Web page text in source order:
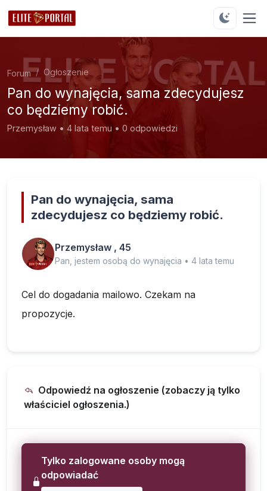
Forum Ogłoszenie
Pan do wynajęcia, sama zdecydujesz
co będziemy robić.
Przemysław • 4 lata temu • 0 odpowiedzi
Pan do wynajęcia, sama
zdecydujesz co będziemy robić.
Przemysław , 45
Pan, jestem osobą do wynajęcia • 4 lata temu
Cel do dogadania mailowo. Czekam na
propozycje.
Odpowiedź na ogłoszenie (zobaczy ją tylko
właściciel ogłoszenia.)
Tylko zalogowane osoby mogą
odpowiadać